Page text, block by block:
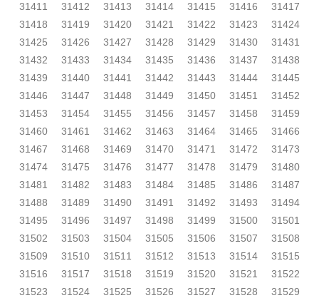
31411
31412 31413 31414 31415 31416
31417
31418
31419 31420 31421 31422 31423
31424
31425
31426 31427 31428 31429 31430
31431
31432
31433 31434 31435 31436 31437
31438
31439
31440 31441 31442 31443 31444
31445
31446
31447 31448 31449 31450 31451
31452
31453
31454 31455 31456 31457 31458
31459
31460
31461 31462 31463 31464 31465
31466
31467
31468 31469 31470 31471 31472
31473
31474
31475 31476 31477 31478 31479
31480
31481
31482 31483 31484 31485 31486
31487
31488
31489 31490 31491 31492 31493
31494
31495
31496 31497 31498 31499 31500
31501
31502
31503 31504 31505 31506 31507
31508
31509
31510 31511 31512 31513 31514
31515
31516
31517 31518 31519 31520 31521
31522
31523
31524 31525 31526 31527 31528
31529